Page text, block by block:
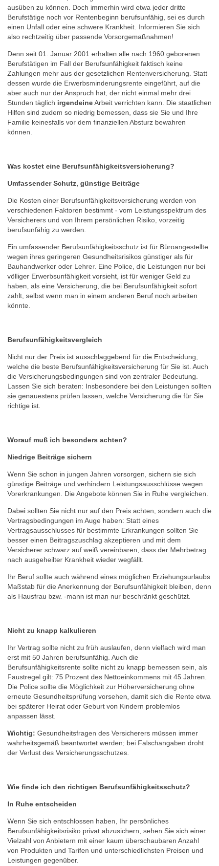
ausüben zu können. Doch immerhin wird etwa jeder dritte
Berufstätige noch vor Rentenbeginn berufsunfähig, sei es durch
einen Unfall oder eine schwere Krankheit. Informieren Sie sich
also rechtzeitig über passende Vorsorgemaßnahmen!
Denn seit 01. Januar 2001 erhalten alle nach 1960 geborenen
Berufstätigen im Fall der Berufsunfähigkeit faktisch keine
Zahlungen mehr aus der gesetzlichen Rentenversicherung. Statt
dessen wurde die Erwerbsminderungsrente eingeführt, auf die
aber auch nur der Anspruch hat, der nicht einmal mehr drei
Stunden täglich irgendeineArbeit verrichten kann. Die staatlichen
Hilfen sind zudem so niedrig bemessen, dass sie Sie und Ihre
Familie keinesfalls vor dem finanziellen Absturz bewahren
können.
Was kostet eine Berufsunfähigkeitsversicherung?
Umfassender Schutz, günstige Beiträge
Die Kosten einer Berufsunfähigkeitsversicherung werden von
verschiedenen Faktoren bestimmt - vom Leistungsspektrum des
Versicherers und von Ihrem persönlichen Risiko, vorzeitig
berufsunfähig zu werden.
Ein umfassender Berufsunfähigkeitsschutz ist für Büroangestellte
wegen ihres geringeren Gesundheitsrisikos günstiger als für
Bauhandwerker oder Lehrer. Eine Police, die Leistungen nur bei
völliger Erwerbsunfähigkeit vorsieht, ist für weniger Geld zu
haben, als eine Versicherung, die bei Berufsunfähigkeit sofort
zahlt, selbst wenn man in einem anderen Beruf noch arbeiten
könnte.
Berufsunfähigkeitsvergleich
Nicht nur der Preis ist ausschlaggebend für die Entscheidung,
welche die beste Berufsunfähigkeitsversicherung für Sie ist. Auch
die Versicherungsbedingungen sind von zentraler Bedeutung.
Lassen Sie sich beraten: Insbesondere bei den Leistungen sollten
sie genauestens prüfen lassen, welche Versicherung die für Sie
richtige ist.
Worauf muß ich besonders achten?
Niedrige Beiträge sichern
Wenn Sie schon in jungen Jahren vorsorgen, sichern sie sich
günstige Beiträge und verhindern Leistungsausschlüsse wegen
Vorerkrankungen. Die Angebote können Sie in Ruhe vergleichen.
Dabei sollten Sie nicht nur auf den Preis achten, sondern auch die
Vertragsbedingungen im Auge haben: Statt eines
Vertragsausschlusses für bestimmte Erkrankungen sollten Sie
besser einen Beitragszuschlag akzeptieren und mit dem
Versicherer schwarz auf weiß vereinbaren, dass der Mehrbetrag
nach ausgeheilter Krankheit wieder wegfällt.
Ihr Beruf sollte auch während eines möglichen Erziehungsurlaubs
Maßstab für die Anerkennung der Berufsunfähigkeit bleiben, denn
als Hausfrau bzw. -mann ist man nur beschränkt geschützt.
Nicht zu knapp kalkulieren
Ihr Vertrag sollte nicht zu früh auslaufen, denn vielfach wird man
erst mit 50 Jahren berufsunfähig. Auch die
Berufsunfähigkeitsrente sollte nicht zu knapp bemessen sein, als
Faustregel gilt: 75 Prozent des Nettoeinkommens mit 45 Jahren.
Die Police sollte die Möglichkeit zur Höherversicherung ohne
erneute Gesundheitsprüfung vorsehen, damit sich die Rente etwa
bei späterer Heirat oder Geburt von Kindern problemlos
anpassen lässt.
Wichtig: Gesundheitsfragen des Versicherers müssen immer
wahrheitsgemäß beantwortet werden; bei Falschangaben droht
der Verlust des Versicherungsschutzes.
Wie finde ich den richtigen Berufsunfähigkeitsschutz?
In Ruhe entscheiden
Wenn Sie sich entschlossen haben, Ihr persönliches
Berufsunfähigkeitsrisiko privat abzusichern, sehen Sie sich einer
Vielzahl von Anbietern mit einer kaum überschaubaren Anzahl
von Produkten und Tarifen und unterschiedlichsten Preisen und
Leistungen gegenüber.